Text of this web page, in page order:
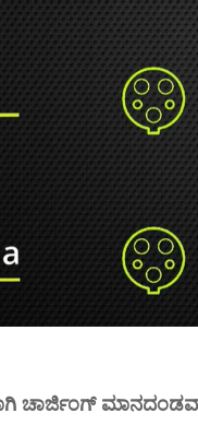
ಚಾರ್ಜಿಂಗ್